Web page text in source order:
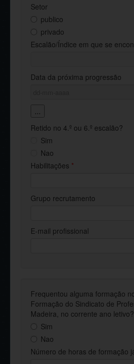
Setor
publico
privado
Escalão/Índice em que se
Data da próxima progressão
...
Retido no 4.º ou 6.º escalão?
Sim
Nao
Habilitações *
Grupo recrutamento
E-mail profissional
Frequentou alguma formação
Formação do Sindicato de
Madeira, no corrente ano letivo?
Sim
Nao
Número de horas de formação